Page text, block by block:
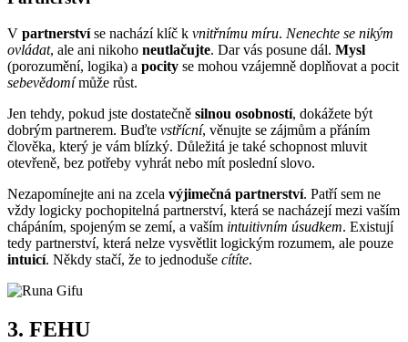
V partnerstvíse nachází klíč k vnitřnímu míru. Nenechte se nikým
ovládat, ale ani nikoho neutlačujte. Dar vás posune dál. Mysl
(porozumění, logika) a pocity se mohou vzájemně doplňovat a pocit
sebevědomímůže růst.
Jen tehdy, pokud jste dostatečně silnou osobností, dokážete být
dobrým partnerem. Buďte vstřícní, věnujte se zájmům a přáním
člověka, který je vám blízký. Důležitá je také schopnost mluvit
otevřeně, bez potřeby vyhrát nebo mít poslední slovo.
Nezapomínejte ani na zcela výjimečná partnerství. Patří sem ne
vždy logicky pochopitelná partnerství, která se nacházejí mezi vaším
chápáním, spojeným se zemí, a vaším intuitivním úsudkem. Existují
tedy partnerství, která nelze vysvětlit logickým rozumem, ale pouze
intuicí. Někdy stačí, že to jednoduše cítíte.
3. FEHU